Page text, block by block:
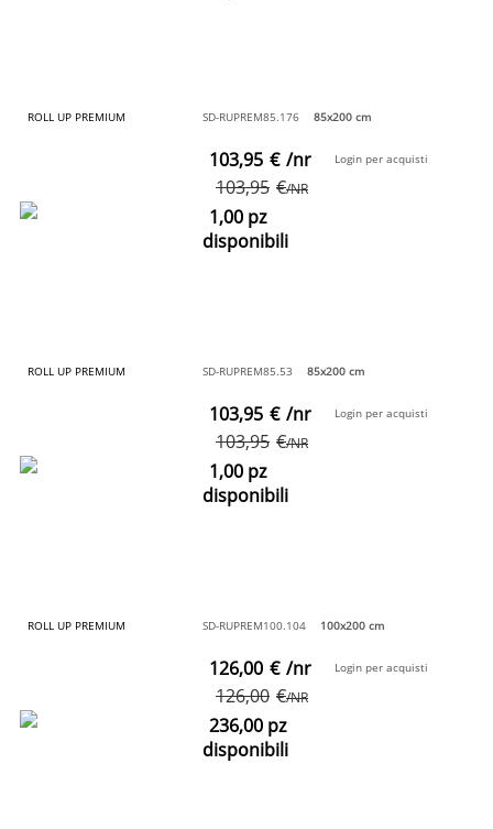
ROLL UP PREMIUM SD-RUPREM85.176 85x200 cm
103,95 €/NR
103,95 € /nr
1,00 pz
disponibili
Login per acquisti
ROLL UP PREMIUM SD-RUPREM85.53 85x200 cm
103,95 €/NR
103,95 € /nr
1,00 pz
disponibili
Login per acquisti
ROLL UP PREMIUM SD-RUPREM100.104 100x200 cm
126,00 €/NR
126,00 € /nr
236,00 pz
disponibili
Login per acquisti